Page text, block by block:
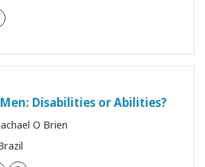
Disabilities or Abilities?
O Brien